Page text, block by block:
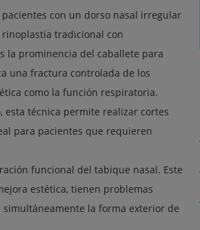
con un dorso nasal irregular
tradicional con
la prominencia del caballete para
una fractura controlada de los
como la función respiratoria.
técnica permite realizar cortes
para pacientes que requieren
funcional del tabique nasal. Este
estética, tienen problemas
la forma exterior de